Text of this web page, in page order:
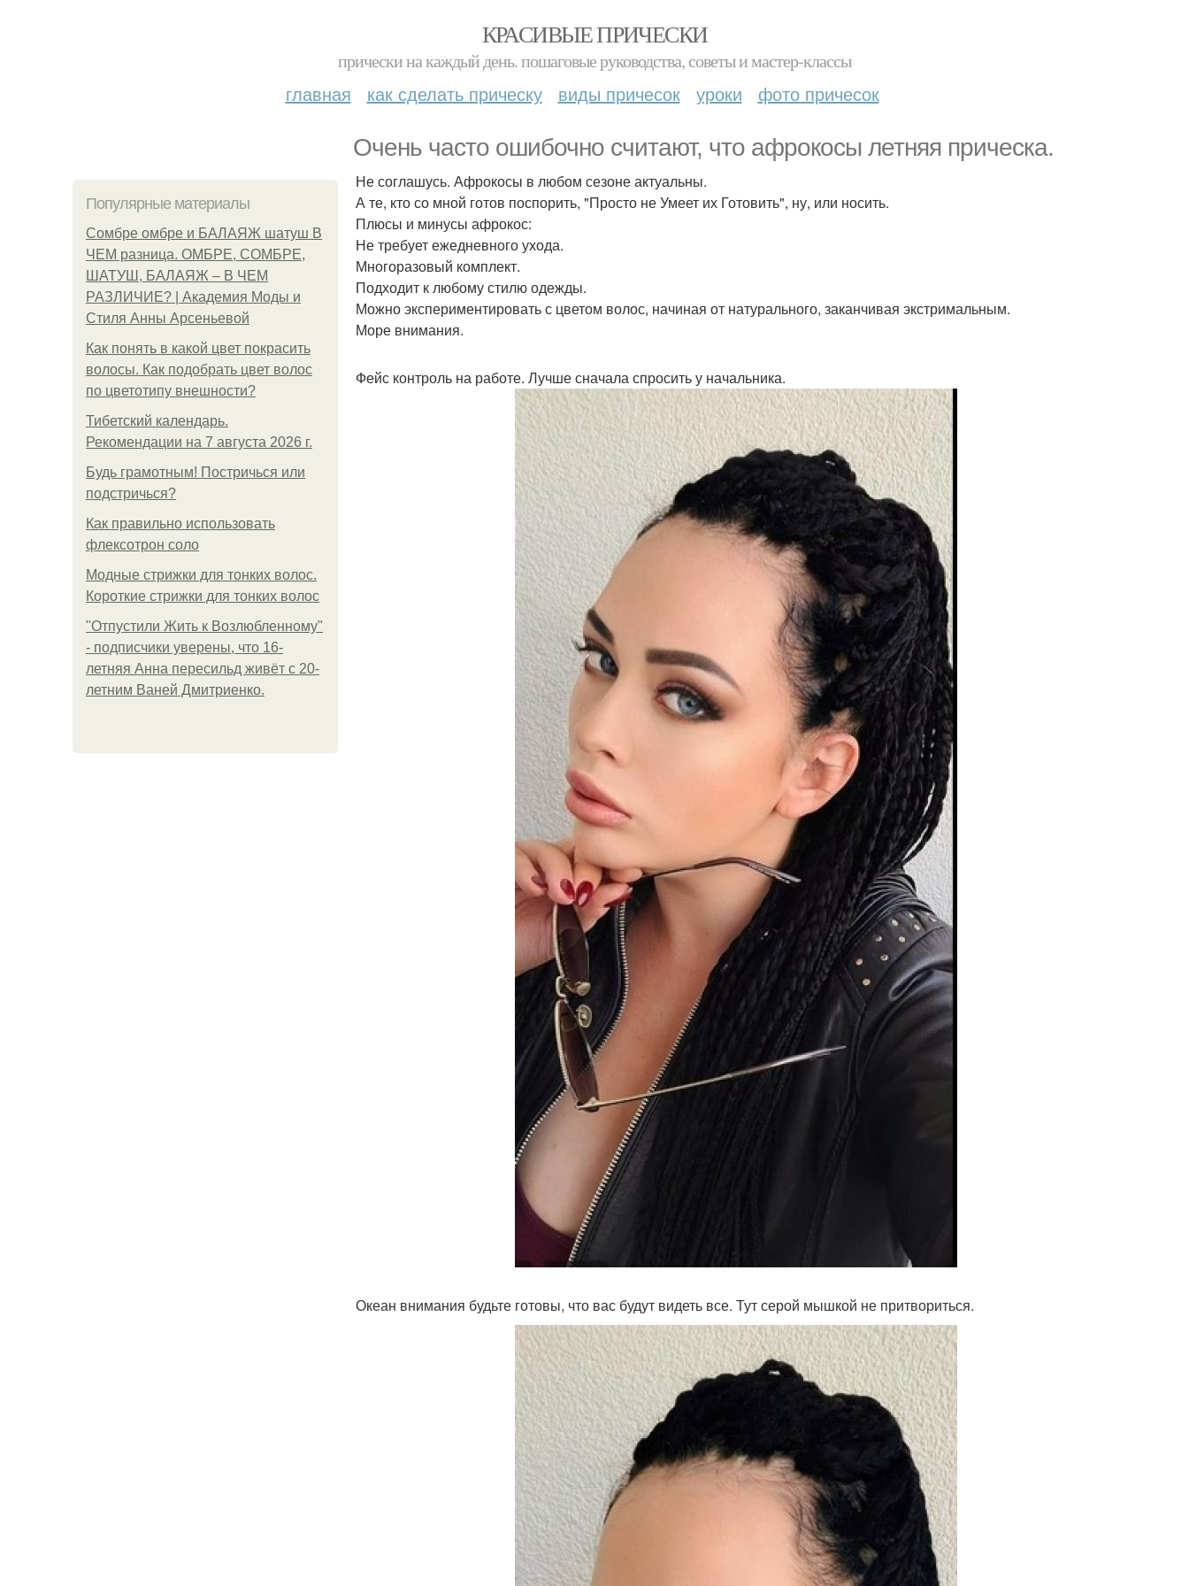
КРАСИВЫЕ ПРИЧЕСКИ
прически на каждый день. пошаговые руководства, советы и мастер-классы
главная как сделать прическу виды причесок уроки фото причесок
Очень часто ошибочно считают, что афрокосы летняя прическа.
Популярные материалы
Сомбре омбре и БАЛАЯЖ шатуш В
ЧЕМ разница. ОМБРЕ, СОМБРЕ,
ШАТУШ, БАЛАЯЖ – В ЧЕМ
РАЗЛИЧИЕ? | Академия Моды и
Стиля Анны Арсеньевой
Как понять в какой цвет покрасить
волосы. Как подобрать цвет волос
по цветотипу внешности?
Тибетский календарь.
Рекомендации на 7 августа 2026 г.
Будь грамотным! Постричься или
подстричься?
Как правильно использовать
флексотрон соло
Модные стрижки для тонких волос.
Короткие стрижки для тонких волос
"Отпустили Жить к Возлюбленному"
- подписчики уверены, что 16-
летняя Анна пересильд живёт с 20-
летним Ваней Дмитриенко.
Не соглашусь. Афрокосы в любом сезоне актуальны.
А те, кто со мной готов поспорить, "Просто не Умеет их Готовить", ну, или носить.
Плюсы и минусы афрокос:
Не требует ежедневного ухода.
Многоразовый комплект.
Подходит к любому стилю одежды.
Можно экспериментировать с цветом волос, начиная от натурального, заканчивая экстримальным.
Море внимания.
Фейс контроль на работе. Лучше сначала спросить у начальника.
Океан внимания будьте готовы, что вас будут видеть все. Тут серой мышкой не притвориться.